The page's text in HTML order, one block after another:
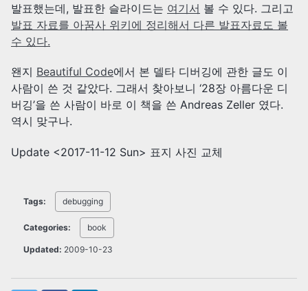
발표했는데, 발표한 슬라이드는 여기서 볼 수 있다. 그리고
발표 자료를 아꿈사 위키에 정리해서 다른 발표자료도 볼
수 있다.
왠지 Beautiful Code에서 본 델타 디버깅에 관한 글도 이
사람이 쓴 것 같았다. 그래서 찾아보니 ‘28장 아름다운 디
버깅’을 쓴 사람이 바로 이 책을 쓴 Andreas Zeller 였다.
역시 맞구나.
Update <2017-11-12 Sun> 표지 사진 교체
Tags: debugging
Categories: book
Updated: 2009-10-23